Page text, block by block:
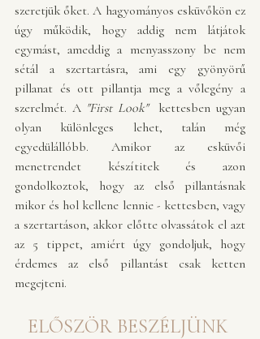
szeretjük őket. A hagyományos esküvőkön ez
úgy működik, hogy addig nem látjátok
egymást, ameddig a menyasszony be nem
sétál a szertartásra, ami egy gyönyörű
pillanat és ott pillantja meg a vőlegény a
szerelmét. A "First Look" kettesben ugyan
olyan különleges lehet, talán még
egyedülállóbb. Amikor az esküvői
menetrendet készítitek és azon
gondolkoztok, hogy az első pillantásnak
mikor és hol kellene lennie - kettesben, vagy
a szertartáson, akkor előtte olvassátok el azt
az 5 tippet, amiért úgy gondoljuk, hogy
érdemes az első pillantást csak ketten
megejteni.
ELŐSZÖR BESZÉLJÜNK